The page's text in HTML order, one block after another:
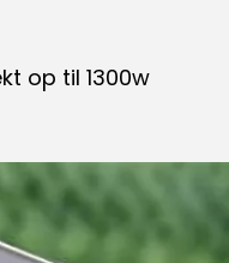
op til 1300w